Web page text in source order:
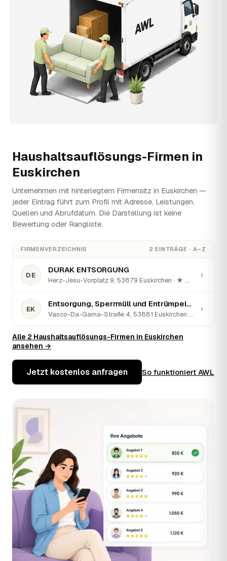
Haushaltsauflösungs-Firmen in
Euskirchen
Unternehmen mit hinterlegtem Firmensitz in Euskirchen —
jeder Eintrag führt zum Profil mit Adresse, Leistungen,
Quellen und Abrufdatum. Die Darstellung ist keine
Bewertung oder Rangliste.
FIRMENVERZEICHNIS 2 EINTRÄGE · A–Z
DE
DURAK ENTSORGUNG
Herz-Jesu-Vorplatz 9, 53879 Euskirchen · ★ 5 (9)
›
EK
Entsorgung, Sperrmüll und Entrümpelung Euskirchen - Sofort Umzug Kleen
Vasco-Da-Gama-Straße 4, 53881 Euskirchen · ★ 5 (91)
›
Alle 2 Haushaltsauflösungs-Firmen in Euskirchen
ansehen →
Jetzt kostenlos anfragen So funktioniert AWL